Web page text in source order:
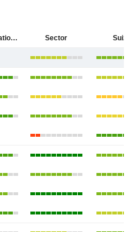
EFG International AG Sector Suiza